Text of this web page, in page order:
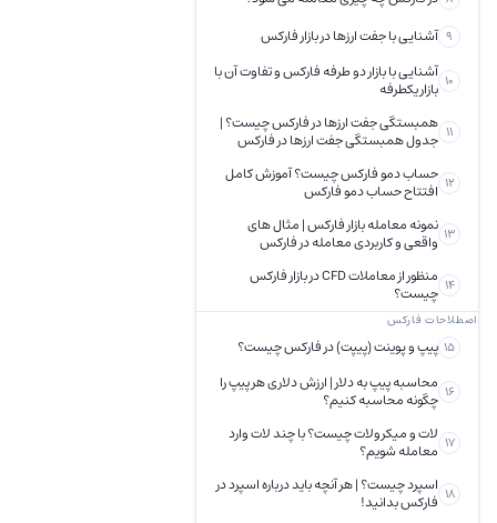
9 آشنایی با جفت ارزها در بازار فارکس
10 آشنایی با بازار دو طرفه فارکس و تفاوت آن با
بازار یکطرفه
11 همبستگی جفت ارزها در فارکس چیست؟ |
جدول همبستگی جفت ارزها در فارکس
12 حساب دمو فارکس چیست؟ آموزش کامل
افتتاح حساب دمو فارکس
13 نمونه معامله بازار فارکس | مثال های
واقعی و کاربردی معامله در فارکس
14 منظور از معاملات CFD در بازار فارکس
چیست؟
اصطلاحات فارکس
15 پیپ و پوینت (پیپت) در فارکس چیست؟
16 محاسبه پیپ به دلار | ارزش دلاری هر پیپ را
چگونه محاسبه کنیم؟
17 لات و میکرولات چیست؟ با چند لات وارد
معامله شویم؟
18 اسپرد چیست؟ | هر آنچه باید درباره اسپرد در
فارکس بدانید!